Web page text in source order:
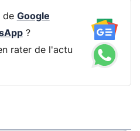
de Google
?
rater de l'actu